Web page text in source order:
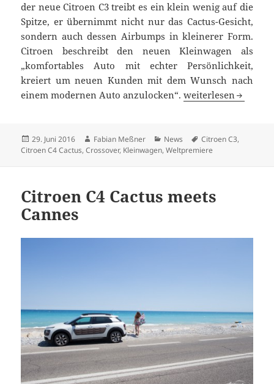
der neue Citroen C3 treibt es ein klein wenig auf die
Spitze, er übernimmt nicht nur das Cactus-Gesicht,
sondern auch dessen Airbumps in kleinerer Form.
Citroen beschreibt den neuen Kleinwagen als
„komfortables Auto mit echter Persönlichkeit,
kreiert um neuen Kunden mit dem Wunsch nach
einem modernen Auto anzulocken“.Neuer Citroen C3:
weiterlesen
Veröffentlicht
am
29. Juni 2016 Autor
Fabian Meßner Kategorien
News Schlagwörter
Citroen C3,
Citroen C4 Cactus,Crossover, Kleinwagen,Weltpremiere
Citroen C4 Cactus meets
Cannes